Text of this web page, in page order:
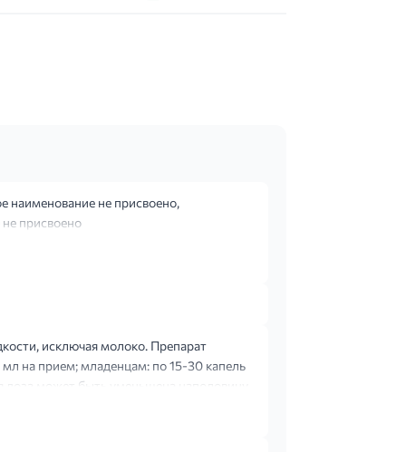
наименование не присвоено,
присвоено
исключая молоко. Препарат
на прием; младенцам: по 15-30 капель
доза может быть уменьшена наполовину.